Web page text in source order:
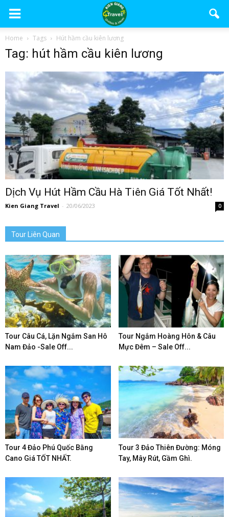
Home Tags Hút hầm cầu kiên lương
Tag: hút hầm cầu kiên lương
Dịch Vụ Hút Hầm Cầu Hà Tiên Giá Tốt Nhất!
Kien Giang Travel - 20/06/2023 0
Tour Liên Quan
Tour Câu Cá, Lặn Ngắm San Hô
Nam Đảo -Sale Off...
Tour Ngắm Hoàng Hôn & Câu
Mực Đêm – Sale Off...
Tour 4 Đảo Phú Quốc Bằng
Cano Giá TỐT NHẤT.
Tour 3 Đảo Thiên Đường: Móng
Tay, Mây Rút, Gầm Ghì.